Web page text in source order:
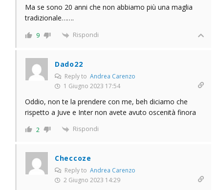
Ma se sono 20 anni che non abbiamo più una maglia
tradizionale…….
9 Rispondi
Dado22
Reply to Andrea Carenzo
1 Giugno 2023 17:54
Oddio, non te la prendere con me, beh diciamo che
rispetto a Juve e Inter non avete avuto oscenità finora
2 Rispondi
Checcoze
Reply to Andrea Carenzo
2 Giugno 2023 14:29